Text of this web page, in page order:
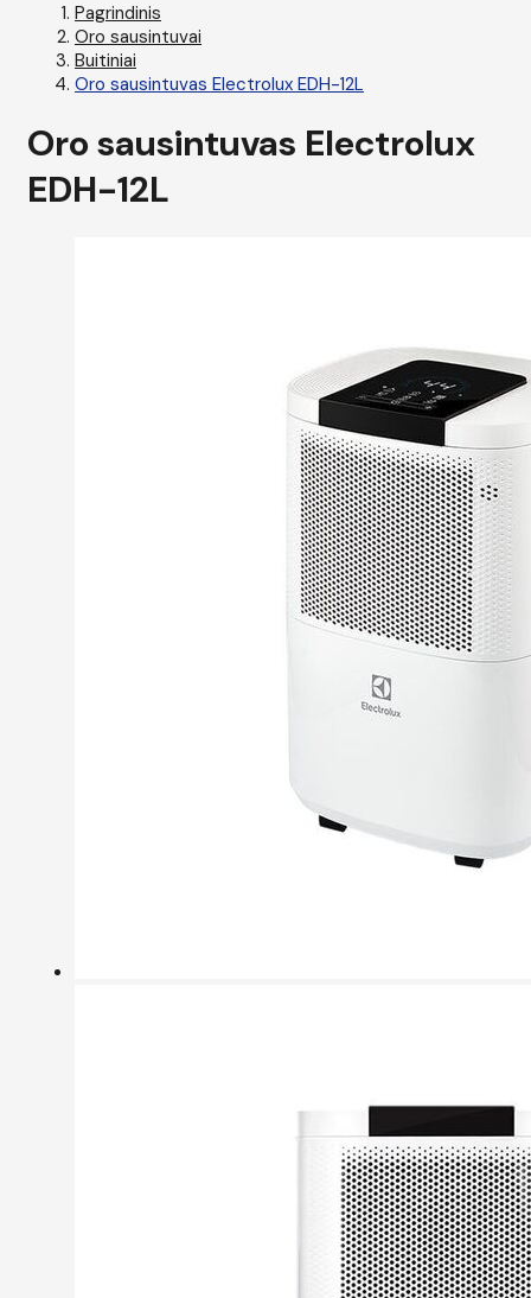
Pagrindinis
Oro sausintuvai
Buitiniai
Oro sausintuvas Electrolux EDH-12L
Oro sausintuvas Electrolux
EDH-12L